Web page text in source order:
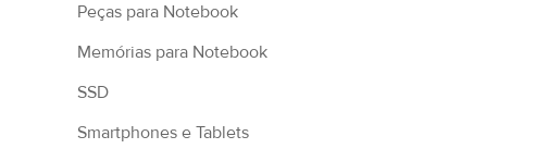
Peças para Notebook
Memórias para Notebook
SSD
Smartphones e Tablets